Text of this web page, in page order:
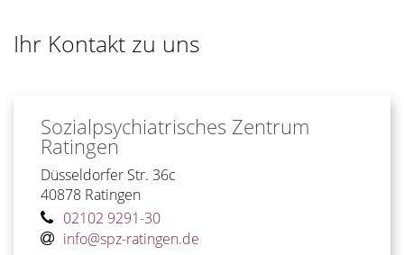
Ihr Kontakt zu uns
Sozialpsychiatrisches Zentrum
Ratingen
Düsseldorfer Str. 36c
40878 Ratingen
02102 9291-30
info@spz-ratingen.de